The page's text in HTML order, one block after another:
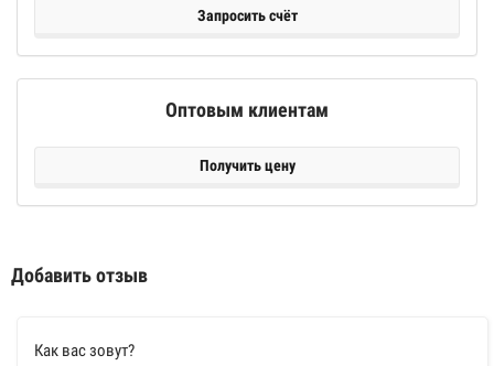
Запросить счёт
Оптовым клиентам
Получить цену
Добавить отзыв
Как вас зовут?